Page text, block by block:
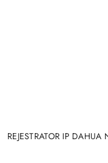
REJESTRATOR IP